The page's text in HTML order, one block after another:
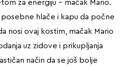
za energiju – mačak Mario.
posebne hlače i kapu da počne
nosi ovaj kostim, mačak Mario
uz zidove i prikupljanja
način da se još bolje